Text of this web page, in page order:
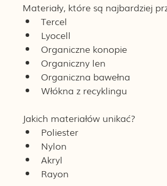
Materiały, które są najbardziej
Tercel
Lyocell
Organiczne konopie
Organiczny len
Organiczna bawełna
Włókna z recyklingu
Jakich materiałów unikać?
Poliester
Nylon
Akryl
Rayon